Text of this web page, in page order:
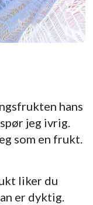
hans
jeg ivrig.
som en frukt.
liker du
er dyktig.